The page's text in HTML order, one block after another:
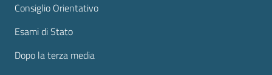
Consiglio Orientativo
Esami di Stato
Dopo la terza media